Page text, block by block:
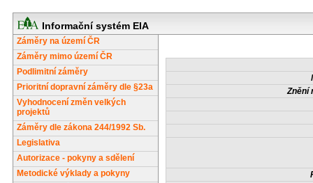
Informační systém EIA
Záměry na území ČR
Záměry mimo území ČR
Podlimitní záměry
Prioritní dopravní záměry dle §23a
Vyhodnocení změn velkých
projektů
Záměry dle zákona 244/1992 Sb.
Legislativa
Autorizace - pokyny a sdělení
Metodické výklady a pokyny
Znění